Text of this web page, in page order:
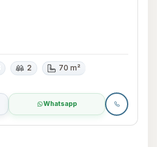
2 70 m²
Whatsapp